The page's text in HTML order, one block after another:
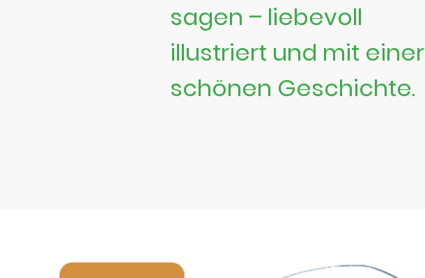
sagen – liebevoll
illustriert und mit einer
schönen Geschichte.